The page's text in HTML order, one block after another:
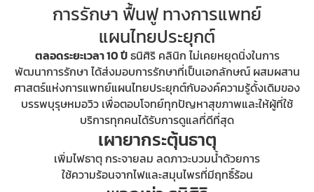
การรักษา ฟื้นฟู ทางการแพทย์
แผนไทยประยุกต์
ตลอดระยะเวลา 10 ปีธนิศิริ คลินิก ไม่เคยหยุดนิ่งในการ
พัฒนาการรักษา ได้ส่งมอบการรักษาที่เป็นเอกลักษณ์ ผสมผสาน
ศาสตร์แห่งการแพทย์แผนไทยประยุกต์กับองค์ความรู้ดั้งเดิมของ
บรรพบุรุษหมอวิว เพื่อตอบโจทย์ทุกปัญหาสุขภาพและให้ผู้ที่ใช้
บริการทุกคนได้รับการดูแลที่ดีที่สุด
เผายากระตุ้นธาตุ
เพิ่มไฟธาตุ กระจายลม ลดภาวะบวมน้ำด้วยการ
ใช้ความร้อนจากไฟและสมุนไพรที่มีฤทธิ์ร้อน